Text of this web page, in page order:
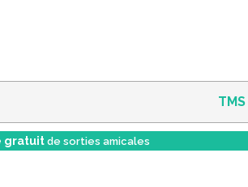
TMS
gratuitde sorties amicales